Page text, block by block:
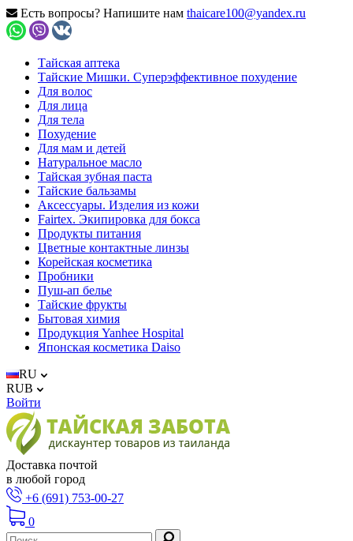
Есть вопросы? Напишите нам thaicare100@yandex.ru
Тайская аптека
Тайские Мишки. Суперэффективное похудение
Для волос
Для лица
Для тела
Похудение
Для мам и детей
Натуральное масло
Тайская зубная паста
Тайские бальзамы
Аксессуары. Изделия из кожи
Fairtex. Экипировка для бокса
Продукты питания
Цветные контактные линзы
Корейская косметика
Пробники
Пуш-ап белье
Тайские фрукты
Бытовая химия
Продукция Yanhee Hospital
Японская косметика Daiso
RU
RUB
Войти
Доставка почтой
в любой город
+6 (691) 753-00-27
0